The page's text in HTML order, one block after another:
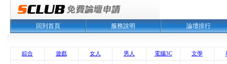
回到首頁 服務說明 論壇排行
綜合 遊戲 女人 男人 電腦3C 文學